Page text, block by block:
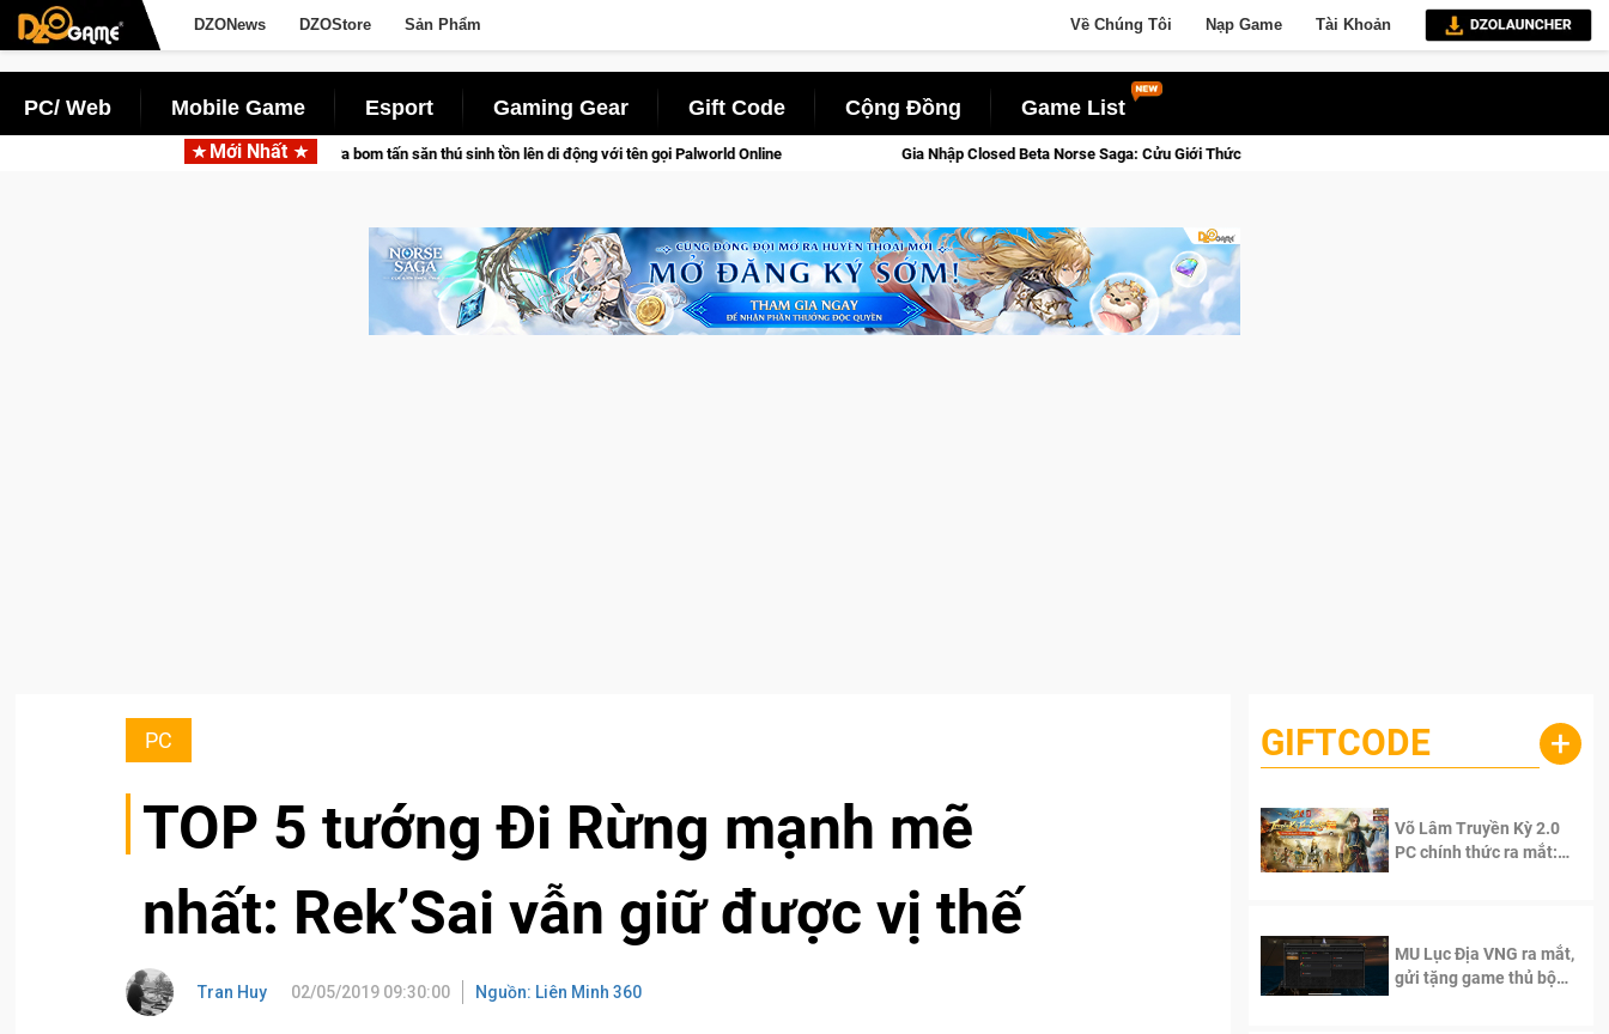
DZONews DZOStore Sản Phẩm Về Chúng Tôi Nạp Game Tài Khoản
PC/ Web Mobile Game Esport Gaming Gear Gift Code Cộng Đồng Game List
Mới Nhất
cùng Pocketpair đưa bom tấn săn thú sinh tồn lên di động với tên gọi Palworld Online Gia Nhập Closed Beta Norse Saga: Cửu Giới Thức Tỉnh, Săn DJI Osmo Pocket 3 Ngay Hôm Nay
PC
TOP 5 tướng Đi Rừng mạnh mẽ
nhất: Rek’Sai vẫn giữ được vị thế
Tran Huy 02/05/2019 09:30:00 Nguồn: Liên Minh 360
GIFTCODE +
Võ Lâm Truyền Kỳ 2.0
PC chính thức ra mắt:
MU Lục Địa VNG ra mắt,
gửi tặng game thủ bộ